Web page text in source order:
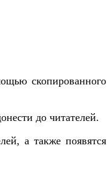
скопированного
до читателей.
а также появятся